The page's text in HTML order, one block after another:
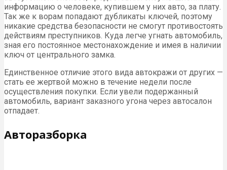
информацию о человеке, купившем у них авто, за плату.
Так же к ворам попадают дубликаты ключей, поэтому
никакие средства безопасности не смогут противостоять
действиям преступников. Куда легче угнать автомобиль,
зная его постоянное местонахождение и имея в наличии
ключ от центрального замка.
Единственное отличие этого вида автокражи от других —
стать ее жертвой можно в течение недели после
осуществления покупки. Если увели подержанный
автомобиль, вариант заказного угона через автосалон
отпадает.
Авторазборка